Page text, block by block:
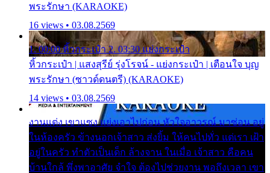
พระรักษา (KARAOKE)
16 views • 03.08.2569
1. 00:00 หิ้วกระเป๋า 2. 03:30 แย่งกระเป๋า
หิ้วกระเป๋า | แสงสุรีย์ รุ่งโรจน์ - แย่งกระเป๋า | เตือนใจ บุญ
พระรักษา (ซาวด์ดนตรี) (KARAOKE)
14 views • 03.08.2569
งานแต่ง เขาแซง แย่งเอาไปก่อน หัวใจอาวรณ์ มาซ่อน อยู่
ในห้องครัว ข้างนอกเจ้าสาว ส่งยิ้ม ให้คนไปทั่ว แต่เรา เฝ้า
อยู่ในครัว ทำตัวเป็นเด็ก ล้างจาน ในเมื่อ เจ้าสาว คือคน
บ้านใกล้ พึ่งพาอาศัย จำใจ ต้องไปช่วยงาน พอถึงเวลา เขา